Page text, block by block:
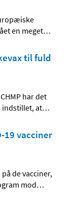
en meget…
til fuld
har det
indstillet, at…
19 vacciner
de vacciner,
mod…